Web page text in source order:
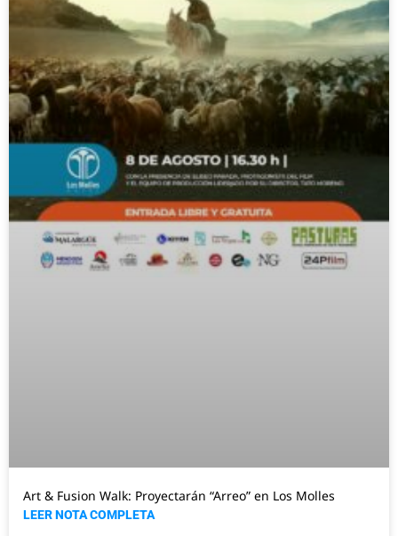
Art & Fusion Walk: Proyectarán “Arreo” en Los Molles
LEER NOTA COMPLETA